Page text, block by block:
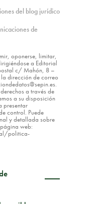
del blog jurídico
de
oponerse, limitar,
a Editorial
c/ Mahón, 8 –
dirección de correo
a través de
a su disposición
presentar
control. Puede
y detallada sobre
web:
politica-